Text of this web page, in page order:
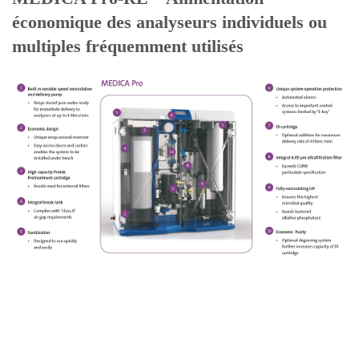
économique des analyseurs individuels ou
multiples fréquemment utilisés